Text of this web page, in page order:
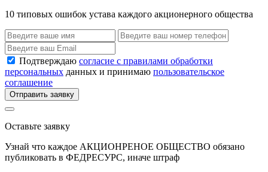
10 типовых ошибок устава каждого акционерного общества
Подтверждаю согласие с правилами обработки
персональных данных и принимаю пользовательское
соглашение
Отправить заявку
Оставьте заявку
Узнай что каждое АКЦИОНРЕНОЕ ОБЩЕСТВО обязано
публиковать в ФЕДРЕСУРС, иначе штраф